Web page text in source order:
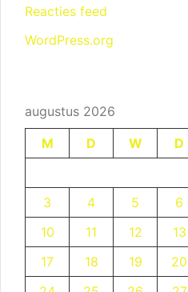
Reacties feed
WordPress.org
augustus 2026
M
D W D
3
4 5 6
10
11 12 13
17
18 19 20